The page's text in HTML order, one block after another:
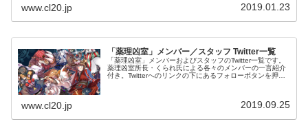
www.cl20.jp 2019.01.23
「薬理凶室」メンバー／スタッフ Twitter一覧
「薬理凶室」メンバーおよびスタッフのTwitter一覧です。
薬理凶室所長・くられ氏による各々のメンバーの一言紹介
付き。Twitterへのリンクの下にあるフォローボタンを押す
www.cl20.jp 2019.09.25